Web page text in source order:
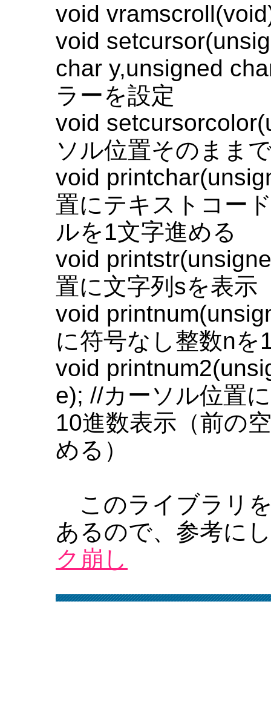
void
void
char y,unsigned
ラーを設定
void
ソル位置そのまま
void
置にテキストコー
ルを1文字進める
void
置に文字列sを表示
void
に符号なし整数nを
void
e); //カーソル位置
10進数表示（前の
める）
このライブラリ
あるので、参考
ク崩し